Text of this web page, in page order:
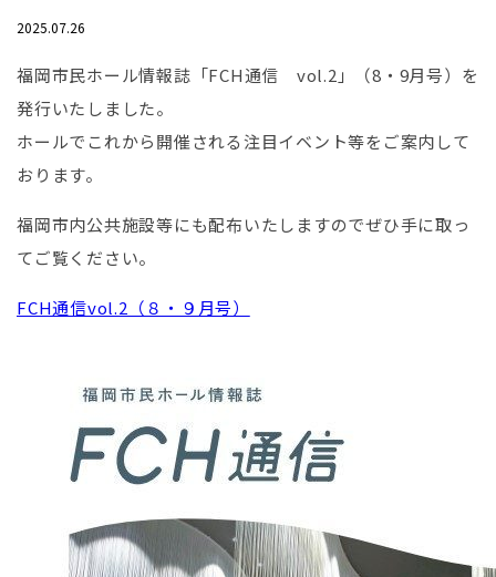
2025.07.26
福岡市民ホール情報誌「FCH通信 vol.2」（8・9月号）を
発行いたしました。
ホールでこれから開催される注目イベント等をご案内して
おります。
福岡市内公共施設等にも配布いたしますのでぜひ手に取っ
てご覧ください。
FCH通信vol.2（８・９月号）